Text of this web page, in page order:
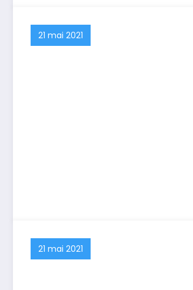
21 mai 2021
21 mai 2021